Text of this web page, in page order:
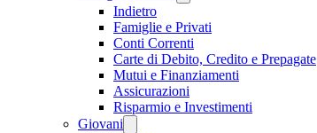
Indietro
Famiglie e Privati
Conti Correnti
Carte di Debito, Credito e Prepagate
Mutui e Finanziamenti
Assicurazioni
Risparmio e Investimenti
Giovani